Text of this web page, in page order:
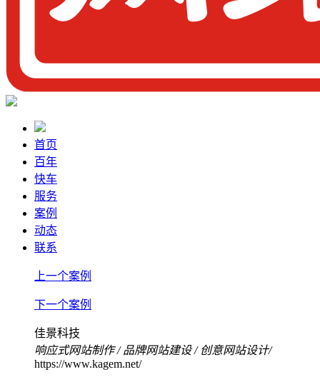
首页
百年
快车
服务
案例
动态
联系
上一个案例
下一个案例
佳景科技
响应式网站制作/ 品牌网站建设/ 创意网站设计/
https://www.kagem.net/